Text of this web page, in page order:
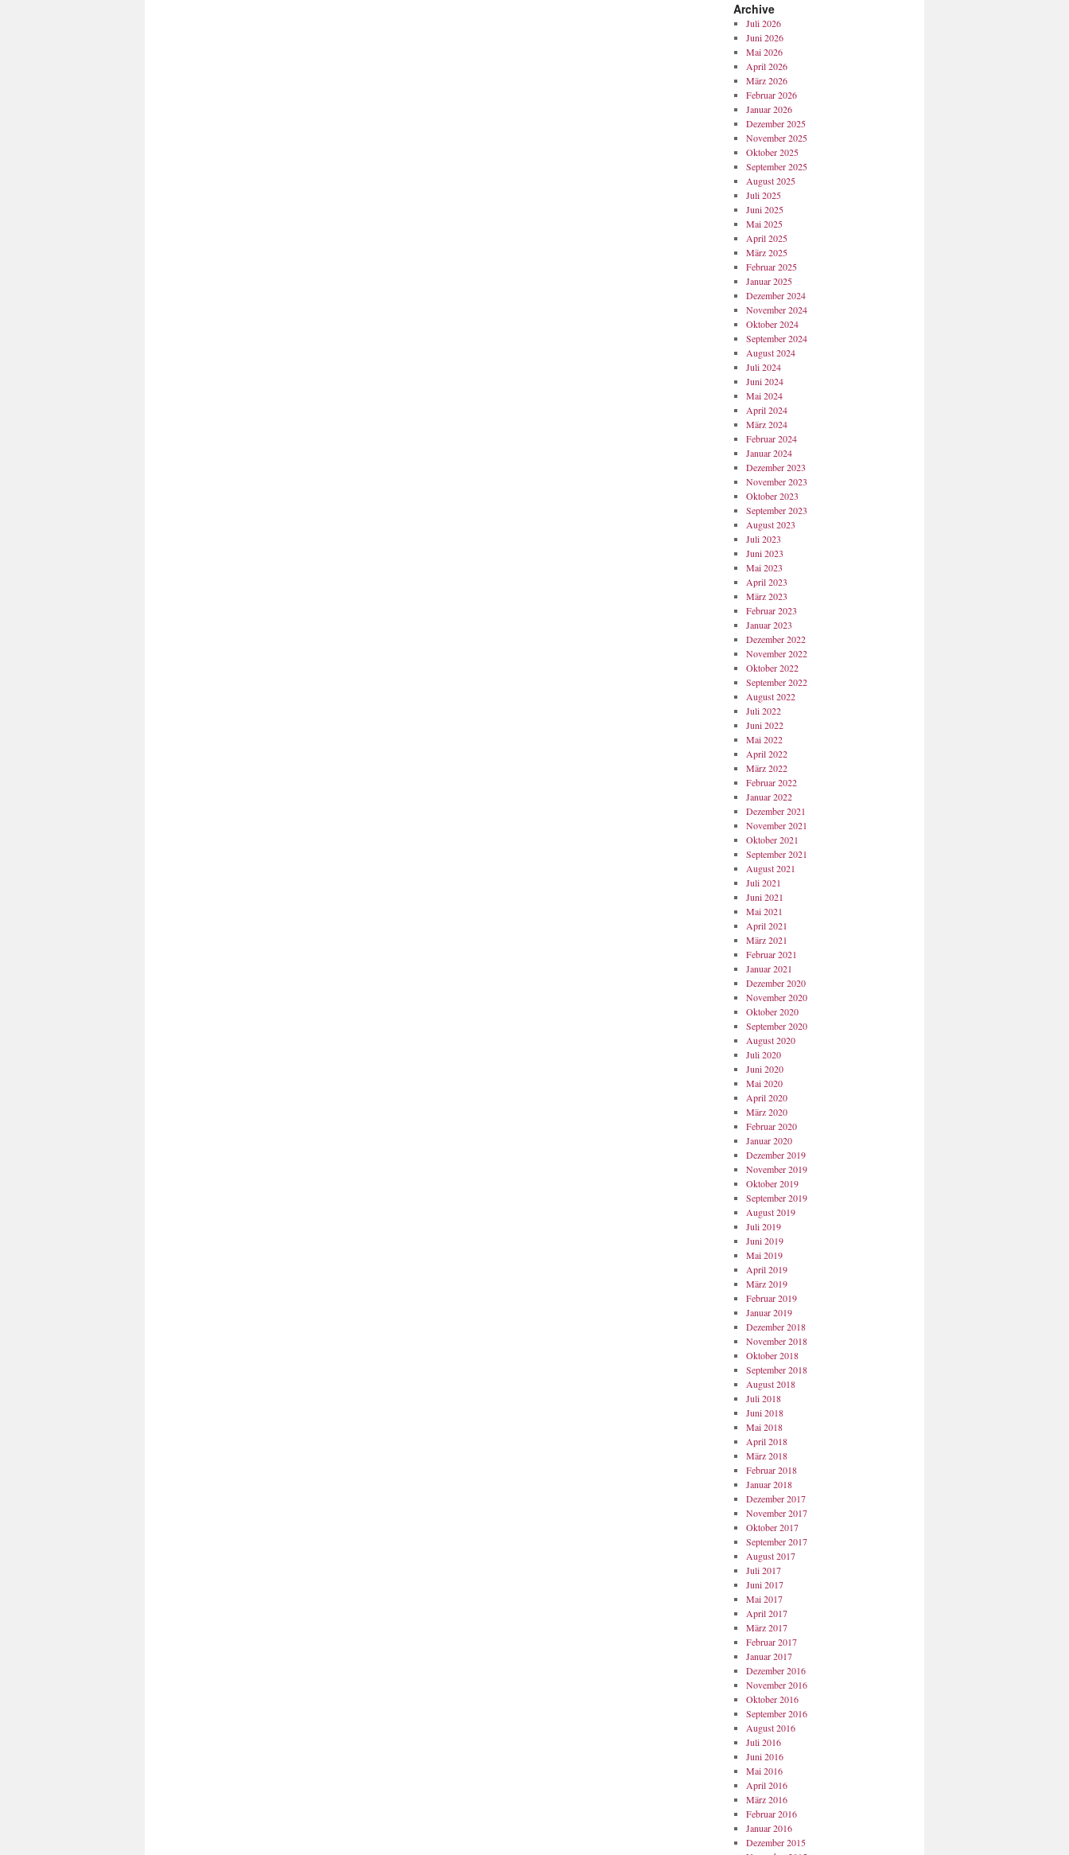
Archive
Juli 2026
Juni 2026
Mai 2026
April 2026
März 2026
Februar 2026
Januar 2026
Dezember 2025
November 2025
Oktober 2025
September 2025
August 2025
Juli 2025
Juni 2025
Mai 2025
April 2025
März 2025
Februar 2025
Januar 2025
Dezember 2024
November 2024
Oktober 2024
September 2024
August 2024
Juli 2024
Juni 2024
Mai 2024
April 2024
März 2024
Februar 2024
Januar 2024
Dezember 2023
November 2023
Oktober 2023
September 2023
August 2023
Juli 2023
Juni 2023
Mai 2023
April 2023
März 2023
Februar 2023
Januar 2023
Dezember 2022
November 2022
Oktober 2022
September 2022
August 2022
Juli 2022
Juni 2022
Mai 2022
April 2022
März 2022
Februar 2022
Januar 2022
Dezember 2021
November 2021
Oktober 2021
September 2021
August 2021
Juli 2021
Juni 2021
Mai 2021
April 2021
März 2021
Februar 2021
Januar 2021
Dezember 2020
November 2020
Oktober 2020
September 2020
August 2020
Juli 2020
Juni 2020
Mai 2020
April 2020
März 2020
Februar 2020
Januar 2020
Dezember 2019
November 2019
Oktober 2019
September 2019
August 2019
Juli 2019
Juni 2019
Mai 2019
April 2019
März 2019
Februar 2019
Januar 2019
Dezember 2018
November 2018
Oktober 2018
September 2018
August 2018
Juli 2018
Juni 2018
Mai 2018
April 2018
März 2018
Februar 2018
Januar 2018
Dezember 2017
November 2017
Oktober 2017
September 2017
August 2017
Juli 2017
Juni 2017
Mai 2017
April 2017
März 2017
Februar 2017
Januar 2017
Dezember 2016
November 2016
Oktober 2016
September 2016
August 2016
Juli 2016
Juni 2016
Mai 2016
April 2016
März 2016
Februar 2016
Januar 2016
Dezember 2015